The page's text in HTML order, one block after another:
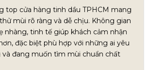
top cửa hàng tinh dầu TPHCM mang
mùi rõ ràng và dễ chịu. Không gian
nhàng, tinh tế giúp khách cảm nhận
đặc biệt phù hợp với những ai yêu
đang muốn tìm mùi chuẩn chất